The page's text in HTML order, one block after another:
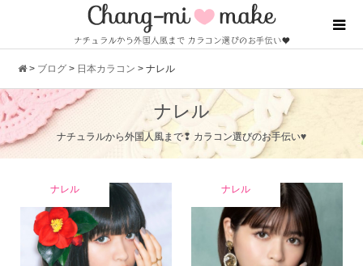
> ブログ > 日本カラコン >ナレル
ナレル
ナチュラルから外国人風まで❢ カラコン選びのお手伝い♥
ナレル ナレル